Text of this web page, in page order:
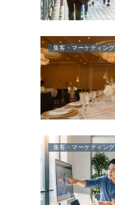
集客・マーケティング
集客・マーケティング